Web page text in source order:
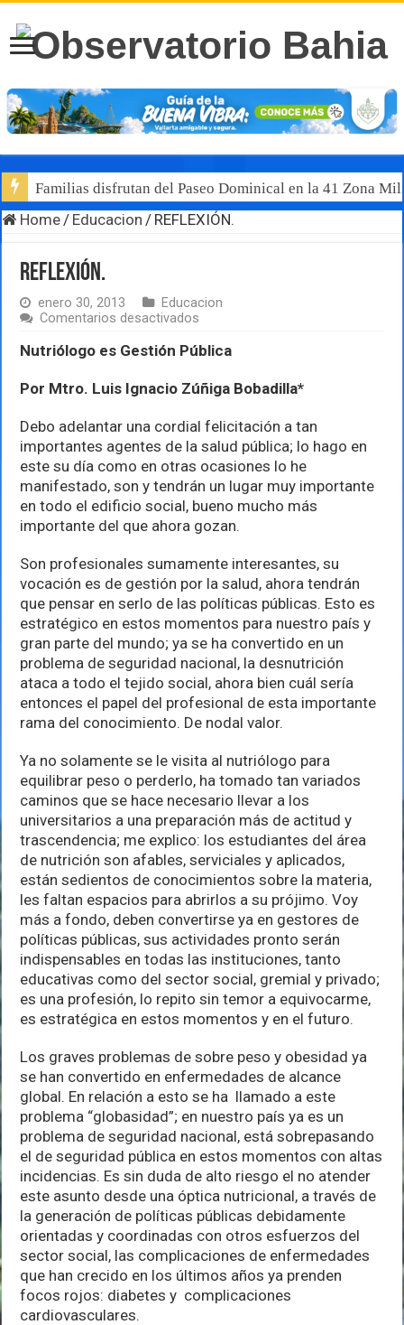
Familias disfrutan del Paseo Dominical en la 41 Zona
Home / Educacion / REFLEXIÓN.
REFLEXIÓN.
enero 30, 2013
Educacion
Comentarios desactivados
Nutriólogo es Gestión Pública
Por Mtro. Luis Ignacio Zúñiga Bobadilla*
Debo adelantar una cordial felicitación a tan
importantes agentes de la salud pública; lo hago en
este su día como en otras ocasiones lo he
manifestado, son y tendrán un lugar muy importante
en todo el edificio social, bueno mucho más
importante del que ahora gozan.
Son profesionales sumamente interesantes, su
vocación es de gestión por la salud, ahora tendrán
que pensar en serlo de las políticas públicas. Esto es
estratégico en estos momentos para nuestro país y
gran parte del mundo; ya se ha convertido en un
problema de seguridad nacional, la desnutrición
ataca a todo el tejido social, ahora bien cuál sería
entonces el papel del profesional de esta importante
rama del conocimiento. De nodal valor.
Ya no solamente se le visita al nutriólogo para
equilibrar peso o perderlo, ha tomado tan variados
caminos que se hace necesario llevar a los
universitarios a una preparación más de actitud y
trascendencia; me explico: los estudiantes del área
de nutrición son afables, serviciales y aplicados,
están sedientos de conocimientos sobre la materia,
les faltan espacios para abrirlos a su prójimo. Voy
más a fondo, deben convertirse ya en gestores de
políticas públicas, sus actividades pronto serán
indispensables en todas las instituciones, tanto
educativas como del sector social, gremial y privado;
es una profesión, lo repito sin temor a equivocarme,
es estratégica en estos momentos y en el futuro.
Los graves problemas de sobre peso y obesidad ya
se han convertido en enfermedades de alcance
global. En relación a esto se ha llamado a este
problema “globasidad”; en nuestro país ya es un
problema de seguridad nacional, está sobrepasando
el de seguridad pública en estos momentos con altas
incidencias. Es sin duda de alto riesgo el no atender
este asunto desde una óptica nutricional, a través de
la generación de políticas públicas debidamente
orientadas y coordinadas con otros esfuerzos del
sector social, las complicaciones de enfermedades
que han crecido en los últimos años ya prenden
focos rojos: diabetes y complicaciones
cardiovasculares.